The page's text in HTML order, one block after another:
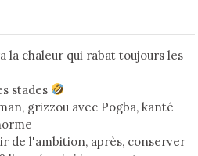
la chaleur qui rabat toujours les
stades
grizzou avec Pogba, kanté
de l'ambition, après, conserver